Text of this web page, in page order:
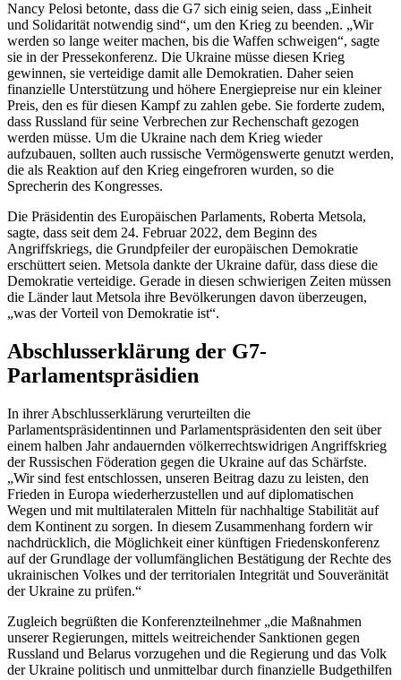
Nancy Pelosi betonte, dass die G7 sich einig seien, dass „Einheit
und Solidarität notwendig sind“, um den Krieg zu beenden. „Wir
werden so lange weiter machen, bis die Waffen schweigen“, sagte
sie in der Pressekonferenz. Die Ukraine müsse diesen Krieg
gewinnen, sie verteidige damit alle Demokratien. Daher seien
finanzielle Unterstützung und höhere Energiepreise nur ein kleiner
Preis, den es für diesen Kampf zu zahlen gebe. Sie forderte zudem,
dass Russland für seine Verbrechen zur Rechenschaft gezogen
werden müsse. Um die Ukraine nach dem Krieg wieder
aufzubauen, sollten auch russische Vermögenswerte genutzt werden,
die als Reaktion auf den Krieg eingefroren wurden, so die
Sprecherin des Kongresses.
Die Präsidentin des Europäischen Parlaments, Roberta Metsola,
sagte, dass seit dem 24. Februar 2022, dem Beginn des
Angriffskriegs, die Grundpfeiler der europäischen Demokratie
erschüttert seien. Metsola dankte der Ukraine dafür, dass diese die
Demokratie verteidige. Gerade in diesen schwierigen Zeiten müssen
die Länder laut Metsola ihre Bevölkerungen davon überzeugen,
„was der Vorteil von Demokratie ist“.
Abschlusserklärung der G7-
Parlamentspräsidien
In ihrer Abschlusserklärung verurteilten die
Parlamentspräsidentinnen und Parlamentspräsidenten den seit über
einem halben Jahr andauernden völkerrechtswidrigen Angriffskrieg
der Russischen Föderation gegen die Ukraine auf das Schärfste.
„Wir sind fest entschlossen, unseren Beitrag dazu zu leisten, den
Frieden in Europa wiederherzustellen und auf diplomatischen
Wegen und mit multilateralen Mitteln für nachhaltige Stabilität auf
dem Kontinent zu sorgen. In diesem Zusammenhang fordern wir
nachdrücklich, die Möglichkeit einer künftigen Friedenskonferenz
auf der Grundlage der vollumfänglichen Bestätigung der Rechte des
ukrainischen Volkes und der territorialen Integrität und Souveränität
der Ukraine zu prüfen.“
Zugleich begrüßten die Konferenzteilnehmer „die Maßnahmen
unserer Regierungen, mittels weitreichender Sanktionen gegen
Russland und Belarus vorzugehen und die Regierung und das Volk
der Ukraine politisch und unmittelbar durch finanzielle Budgethilfen